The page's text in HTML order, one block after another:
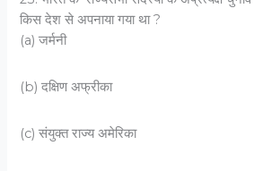
किस देश से अपनाया गया था ?
(a) जर्मनी
(b) दक्षिण अफ्रीका
(c) संयुक्त राज्य अमेरिका